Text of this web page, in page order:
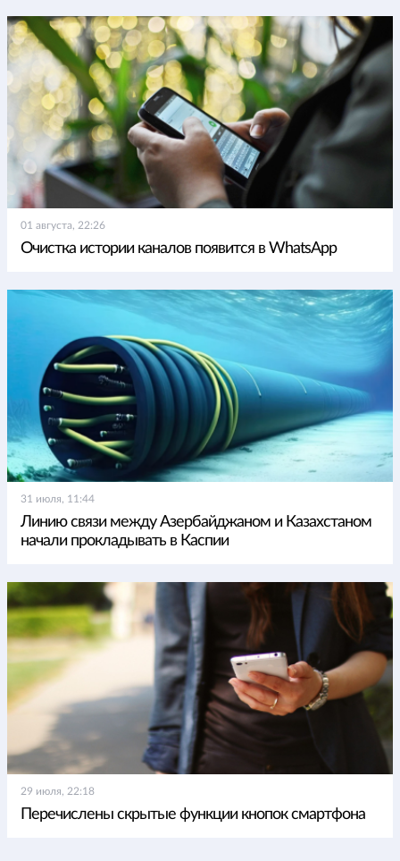
01 августа, 22:26
Очистка истории каналов появится в WhatsApp
31 июля, 11:44
Линию связи между Азербайджаном и Казахстаном
начали прокладывать в Каспии
29 июля, 22:18
Перечислены скрытые функции кнопок смартфона